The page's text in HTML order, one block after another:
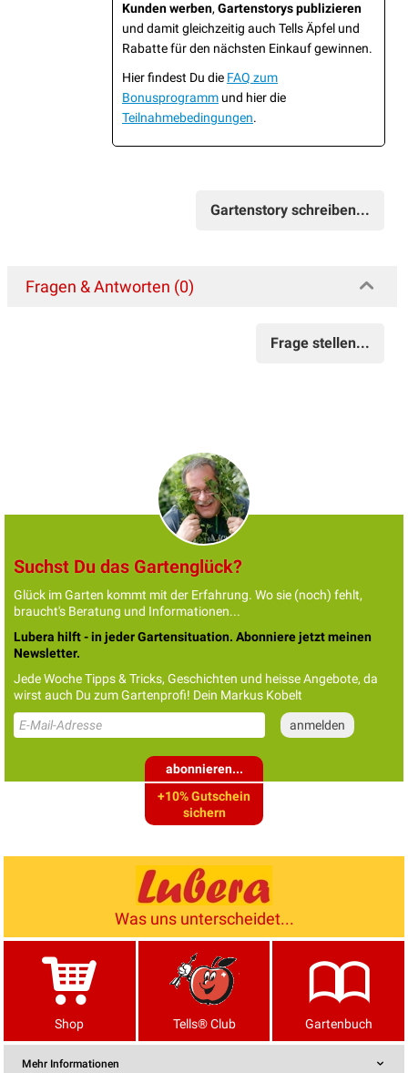
Kunden werben, Gartenstorys publizieren
und damit gleichzeitig auch Tells Äpfel und
Rabatte für den nächsten Einkauf gewinnen.
Hier findest Du die FAQ zum
Bonusprogramm und hier die
Teilnahmebedingungen.
Gartenstory schreiben...
Fragen & Antworten (0)
Frage stellen...
Suchst Du das Gartenglück?
Glück im Garten kommt mit der Erfahrung. Wo sie (noch) fehlt,
braucht's Beratung und Informationen...
Lubera hilft - in jeder Gartensituation. Abonniere jetzt meinen
Newsletter.
Jede Woche Tipps & Tricks, Geschichten und heisse Angebote, da
wirst auch Du zum Gartenprofi! Dein Markus Kobelt
abonnieren...
+10% Gutschein
sichern
Was uns unterscheidet...
Shop Tells® Club Gartenbuch
Mehr Informationen